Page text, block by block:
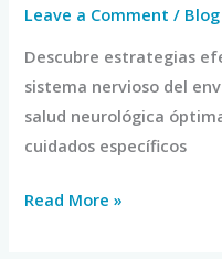
Leave a Comment / Blog
Descubre estrategias
sistema nervioso del
salud neurológica
cuidados específicos
Read More »